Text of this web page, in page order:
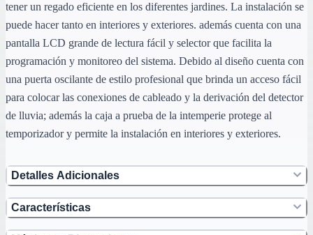
tener un regado eficiente en los diferentes jardines. La instalación se
puede hacer tanto en interiores y exteriores. además cuenta con una
pantalla LCD grande de lectura fácil y selector que facilita la
programación y monitoreo del sistema. Debido al diseño cuenta con
una puerta oscilante de estilo profesional que brinda un acceso fácil
para colocar las conexiones de cableado y la derivación del detector
de lluvia; además la caja a prueba de la intemperie protege al
temporizador y permite la instalación en interiores y exteriores.
Detalles Adicionales
Características